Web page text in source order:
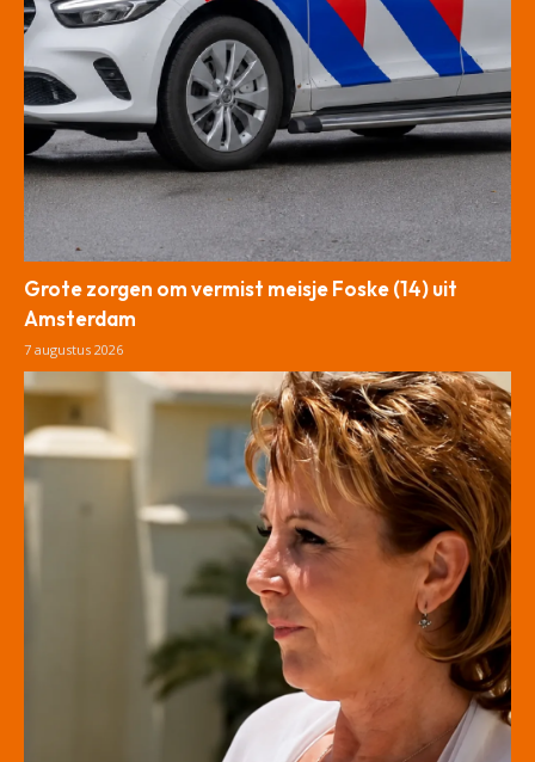
Grote zorgen om vermist meisje Foske (14) uit
Amsterdam
7 augustus 2026